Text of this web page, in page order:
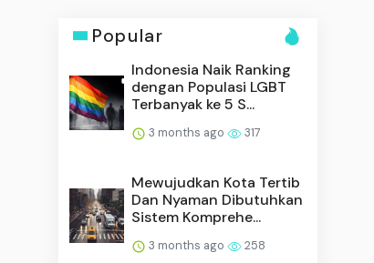
Popular
Indonesia Naik Ranking
dengan Populasi LGBT
Terbanyak ke 5 S...
3 months ago 317
Mewujudkan Kota Tertib
Dan Nyaman Dibutuhkan
Sistem Komprehe...
3 months ago 258